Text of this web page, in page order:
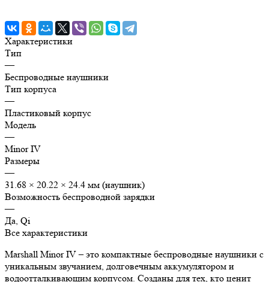
Характеристики
Тип
—
Беспроводные наушники
Тип корпуса
—
Пластиковый корпус
Модель
—
Minor IV
Размеры
—
31.68 × 20.22 × 24.4 мм (наушник)
Возможность беспроводной зарядки
—
Да, Qi
Все характеристики
Marshall Minor IV – это компактные беспроводные наушники с
уникальным звучанием, долговечным аккумулятором и
водоотталкивающим корпусом. Созданы для тех, кто ценит